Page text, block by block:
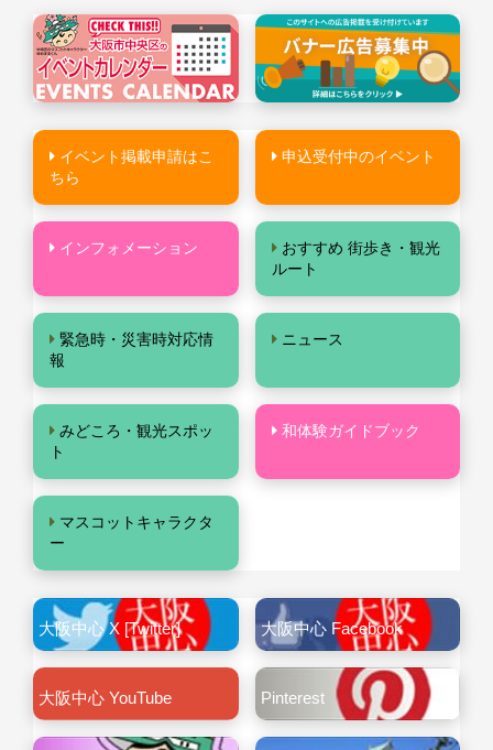
イベント掲載申請はこ
ちら
申込受付中のイベント
インフォメーション
おすすめ 街歩き・観光
ルート
緊急時・災害時対応情
報
ニュース
みどころ・観光スポッ
ト
和体験ガイドブック
マスコットキャラクタ
ー
大阪中心 X [Twitter] 大阪中心 Facebook
大阪中心 YouTube Pinterest